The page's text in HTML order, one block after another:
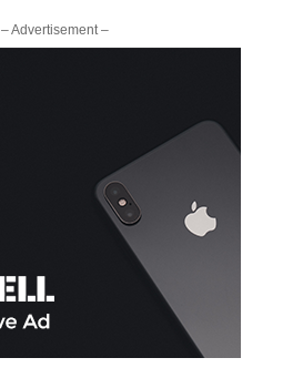
– Advertisement –